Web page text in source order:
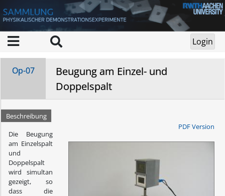
Op-07
Beugung am Einzel- und
Doppelspalt
Beschreibung
PDF Version
Die Beugung
am Einzelspalt
und
Doppelspalt
wird simultan
gezeigt, so
dass die